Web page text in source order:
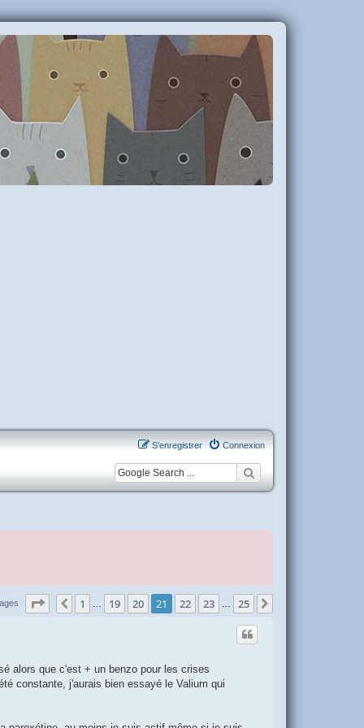
Connexion
S’enregistrer
Page 21 sur 25
Précédente
1 19 20 21 22 23 25
alors que c'est + un benzo pour les crises
constante, j'aurais bien essayé le Valium qui